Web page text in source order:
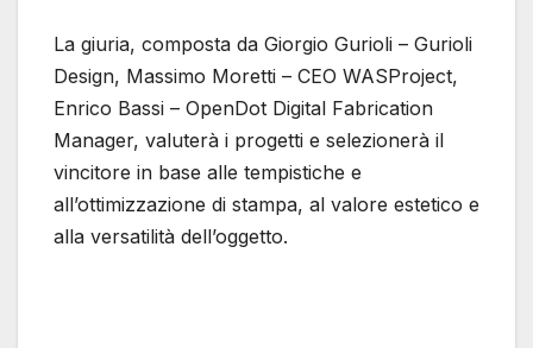
La giuria, composta da Giorgio Gurioli – Gurioli
Design, Massimo Moretti – CEO WASProject,
Enrico Bassi – OpenDot Digital Fabrication
Manager, valuterà i progetti e selezionerà il
vincitore in base alle tempistiche e
all’ottimizzazione di stampa, al valore estetico e
alla versatilità dell’oggetto.